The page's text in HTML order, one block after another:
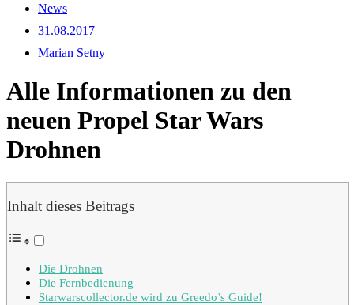
News
31.08.2017
Marian Setny
Alle Informationen zu den
neuen Propel Star Wars
Drohnen
Inhalt dieses Beitrags
Die Drohnen
Die Fernbedienung
Starwarscollector.de wird zu Greedo’s Guide!